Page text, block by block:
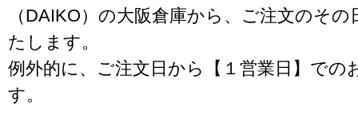
（DAIKO）の大阪倉庫から、ご注文のそ
たします。
例外的に、ご注文日から【１営業日】での
す。